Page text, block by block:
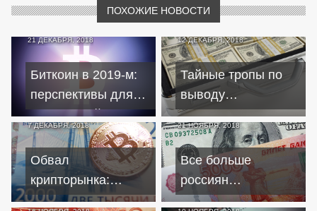
ПОХОЖИЕ НОВОСТИ
21 ДЕКАБРЯ, 2018
Биткоин в 2019-м:
перспективы для
популярной
криптовалюты
12 ДЕКАБРЯ, 2018
Тайные тропы по
выводу
миллиардов
долларов из России
7 ДЕКАБРЯ, 2018
Обвал
крипторынка:
эксперты советуют
21 НОЯБРЯ, 2018
Все больше
россиян
предпочитают